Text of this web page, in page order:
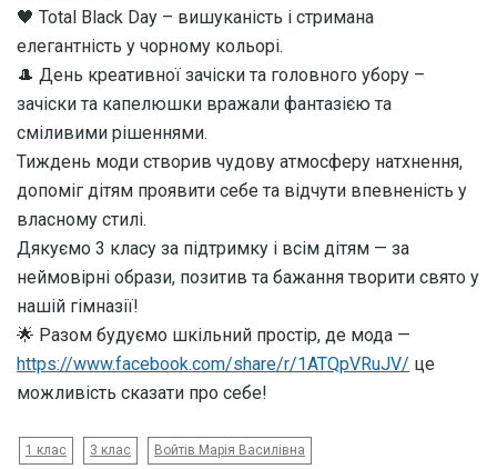
🖤 Total Black Day – вишуканість і стримана
елегантність у чорному кольорі.
🎩 День креативної зачіски та головного убору –
зачіски та капелюшки вражали фантазією та
сміливими рішеннями.
Тиждень моди створив чудову атмосферу натхнення,
допоміг дітям проявити себе та відчути впевненість у
власному стилі.
Дякуємо 3 класу за підтримку і всім дітям — за
неймовірні образи, позитив та бажання творити свято у
нашій гімназії!
🌟 Разом будуємо шкільний простір, де мода —
https://www.facebook.com/share/r/1ATQpVRuJV/ це
можливість сказати про себе!
1 клас 3 клас Войтів Марія Василівна